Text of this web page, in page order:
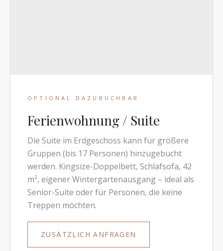
OPTIONAL DAZUBUCHBAR
Ferienwohnung / Suite
Die Suite im Erdgeschoss kann für größere
Gruppen (bis 17 Personen) hinzugebucht
werden. Kingsize-Doppelbett, Schlafsofa, 42
m², eigener Wintergartenausgang – ideal als
Senior-Suite oder für Personen, die keine
Treppen möchten.
ZUSÄTZLICH ANFRAGEN